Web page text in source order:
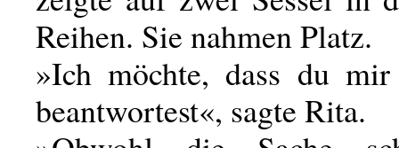
Reihen. Sie nahmen Platz.
»Ich möchte, dass du
beantwortest«, sagte Rita.